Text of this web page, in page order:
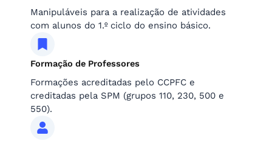
Manipuláveis para a realização de atividades
com alunos do 1.º ciclo do ensino básico.
Formação de Professores
Formações acreditadas pelo CCPFC e
creditadas pela SPM (grupos 110, 230, 500 e
550).